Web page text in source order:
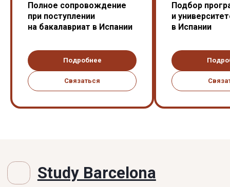
Полное сопровождение
при поступлении
на бакалавриат в Испании
Подробнее
Связаться
Подбор
и
в Испании